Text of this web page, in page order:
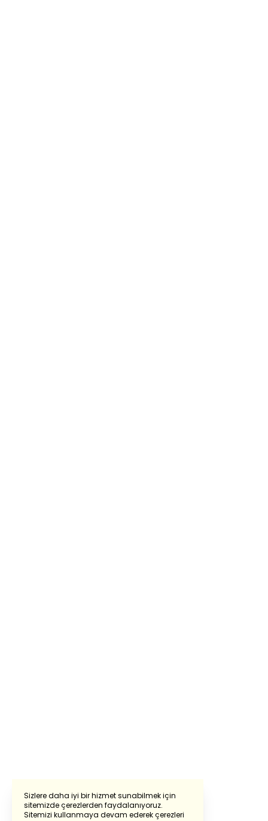
Sizlere daha iyi bir hizmet sunabilmek için
sitemizde çerezlerden faydalanıyoruz.
Sitemizi kullanmaya devam ederek çerezleri